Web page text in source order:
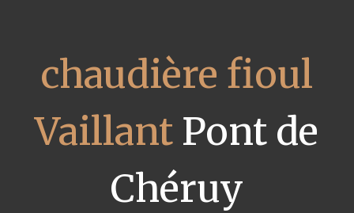
chaudière fioul
Vaillant Pont de
Chéruy